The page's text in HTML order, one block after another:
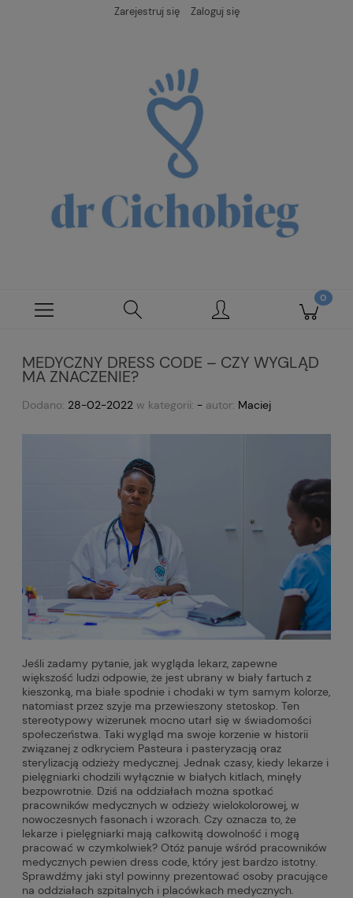
Zarejestruj się Zaloguj się
MEDYCZNY DRESS CODE – CZY WYGLĄD
MA ZNACZENIE?
Dodano: 28-02-2022 w kategorii: - autor: Maciej
Jeśli zadamy pytanie, jak wygląda lekarz, zapewne
większość ludzi odpowie, że jest ubrany w biały fartuch z
kieszonką, ma białe spodnie i chodaki w tym samym kolorze,
natomiast przez szyje ma przewieszony stetoskop. Ten
stereotypowy wizerunek mocno utarł się w świadomości
społeczeństwa. Taki wygląd ma swoje korzenie w historii
związanej z odkryciem Pasteura i pasteryzacją oraz
sterylizacją odzieży medycznej. Jednak czasy, kiedy lekarze i
pielęgniarki chodzili wyłącznie w białych kitlach, minęły
bezpowrotnie. Dziś na oddziałach można spotkać
pracowników medycznych w odzieży wielokolorowej, w
nowoczesnych fasonach i wzorach. Czy oznacza to, że
lekarze i pielęgniarki mają całkowitą dowolność i mogą
pracować w czymkolwiek? Otóż panuje wśród pracowników
medycznych pewien dress code, który jest bardzo istotny.
Sprawdźmy jaki styl powinny prezentować osoby pracujące
na oddziałach szpitalnych i placówkach medycznych.